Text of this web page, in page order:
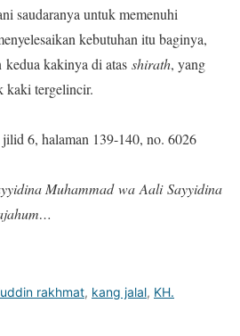
saudaranya untuk memenuhi
kebutuhan itu baginya,
kakinya di atas shirath, yang
kaki tergelincir.
6, halaman 139-140, no. 6026
Muhammad wa Aali Sayyidina
rakhmat, kang jalal, KH.